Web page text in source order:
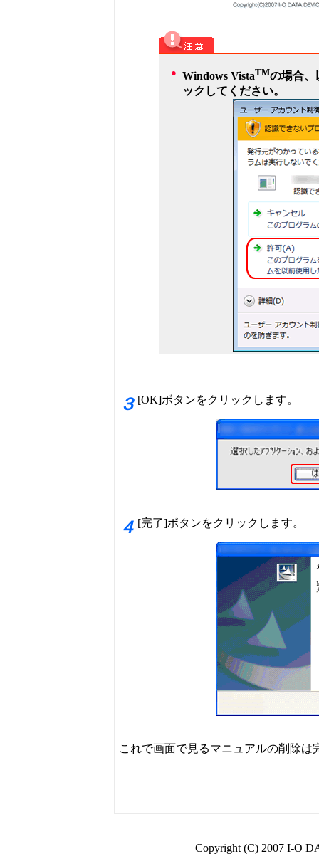
● Windows VistaTMの場合、
ックしてください。
３ [OK]ボタンをクリックします。
４ [完了]ボタンをクリックします。
これで画面で見るマニュアルの削除は
Copyright (C) 2007 I-O